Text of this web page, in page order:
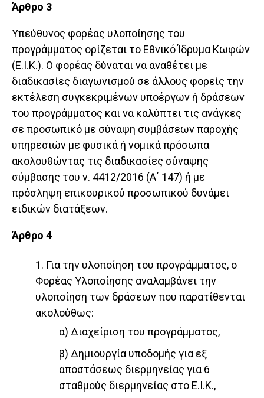
Άρθρο 3
Υπεύθυνος φορέας υλοποίησης του
προγράμματος ορίζεται το Εθνικό Ίδρυμα Κωφών
(Ε.Ι.Κ.). Ο φορέας δύναται να αναθέτει με
διαδικασίες διαγωνισμού σε άλλους φορείς την
εκτέλεση συγκεκριμένων υποέργων ή δράσεων
του προγράμματος και να καλύπτει τις ανάγκες
σε προσωπικό με σύναψη συμβάσεων παροχής
υπηρεσιών με φυσικά ή νομικά πρόσωπα
ακολουθώντας τις διαδικασίες σύναψης
σύμβασης του ν. 4412/2016 (Α΄ 147) ή με
πρόσληψη επικουρικού προσωπικού δυνάμει
ειδικών διατάξεων.
Άρθρο 4
1. Για την υλοποίηση του προγράμματος, ο
Φορέας Υλοποίησης αναλαμβάνει την
υλοποίηση των δράσεων που παρατίθενται
ακολούθως:
α) Διαχείριση του προγράμματος,
β) Δημιουργία υποδομής για εξ
αποστάσεως διερμηνείας για 6
σταθμούς διερμηνείας στο Ε.Ι.Κ.,